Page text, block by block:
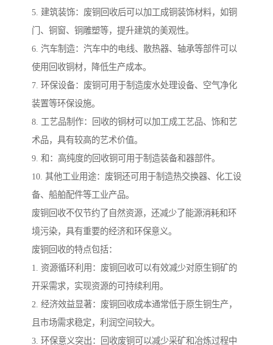
5. 建筑装饰：废铜回收后可以加工成铜装饰材料，如铜
门、铜窗、铜雕塑等，提升建筑的美观性。
6. 汽车制造：汽车中的电线、散热器、轴承等部件可以
使用回收铜材，降低生产成本。
7. 环保设备：废铜可用于制造废水处理设备、空气净化
装置等环保设施。
8. 工艺品制作：回收的铜材可以加工成工艺品、饰和艺
术品，具有较高的艺术价值。
9. 和：高纯度的回收铜可用于制造装备和器部件。
10. 其他工业用途：废铜还可用于制造热交换器、化工设
备、船舶配件等工业产品。
废铜回收不仅节约了自然资源，还减少了能源消耗和环
境污染，具有重要的经济和环保意义。
废铜回收的特点包括：
1. 资源循环利用：废铜回收可以有效减少对原生铜矿的
开采需求，实现资源的可持续利用。
2. 经济效益显著：废铜回收成本通常低于原生铜生产，
且市场需求稳定，利润空间较大。
3. 环保意义突出：回收废铜可以减少采矿和冶炼过程中